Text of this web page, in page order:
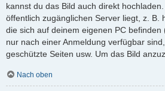
kannst du das Bild auch direkt
öffentlich zugänglichen Server liegt, z. B.
die sich auf deinem eigenen PC
nur nach einer Anmeldung verfügbar
geschützte Seiten usw. Um das Bild
Nach oben